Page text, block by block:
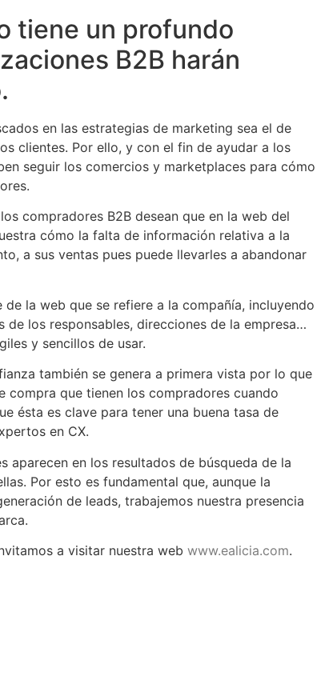
tiene un profundo
B2B harán
en las estrategias de marketing sea el de
clientes. Por ello, y con el fin de ayudar a los
seguir los comercios y marketplaces para cómo
compradores B2B desean que en la web del
cómo la falta de información relativa a la
a sus ventas pues puede llevarles a abandonar
la web que se refiere a la compañía, incluyendo
los responsables, direcciones de la empresa…
y sencillos de usar.
también se genera a primera vista por lo que
que tienen los compradores cuando
ésta es clave para tener una buena tasa de
en CX.
aparecen en los resultados de búsqueda de la
Por esto es fundamental que, aunque la
de leads, trabajemos nuestra presencia
a visitar nuestra web www.ealicia.com.